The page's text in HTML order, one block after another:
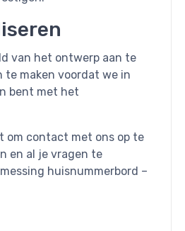
van het ontwerp aan te
maken voordat we in
bent met het
om contact met ons op te
en al je vragen te
huisnummerbord –